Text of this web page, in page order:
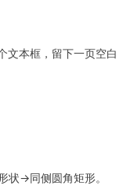
文本框，留下一页空白
状→同侧圆角矩形。